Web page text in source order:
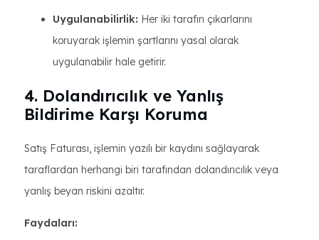
Uygulanabilirlik: Her iki tarafın çıkarlarını
koruyarak işlemin şartlarını yasal olarak
uygulanabilir hale getirir.
4. Dolandırıcılık ve Yanlış
Bildirime Karşı Koruma
Satış Faturası, işlemin yazılı bir kaydını sağlayarak
taraflardan herhangi biri tarafından dolandırıcılık veya
yanlış beyan riskini azaltır.
Faydaları: